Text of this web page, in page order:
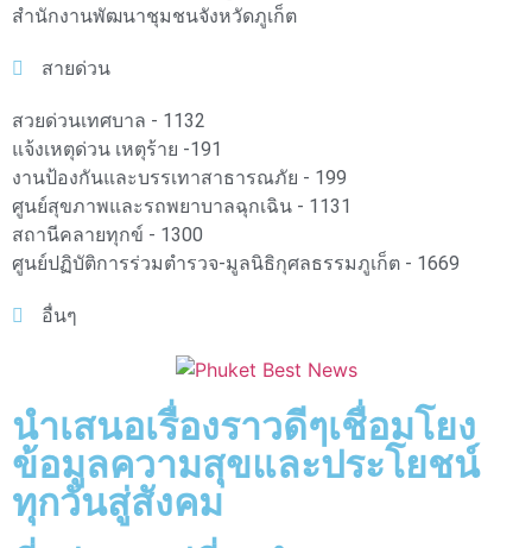
สำนักงานพัฒนาชุมชนจังหวัดภูเก็ต
สายด่วน
สวยด่วนเทศบาล - 1132
แจ้งเหตุด่วน เหตุร้าย -191
งานป้องกันและบรรเทาสาธารณภัย - 199
ศูนย์สุขภาพและรถพยาบาลฉุกเฉิน - 1131
สถานีคลายทุกข์ - 1300
ศูนย์ปฏิบัติการร่วมตำรวจ-มูลนิธิกุศลธรรมภูเก็ต - 1669
อื่นๆ
นำเสนอเรื่องราวดีๆเชื่อมโยง
ข้อมูลความสุขและประโยชน์
ทุกวันสู่สังคม